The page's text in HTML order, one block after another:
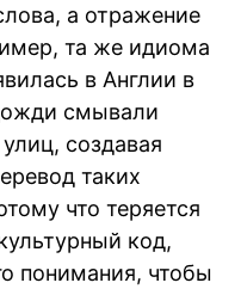
а отражение
та же идиома
в Англии в
смывали
создавая
таких
что теряется
код,
понимания, чтобы